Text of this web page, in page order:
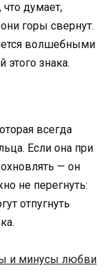
думает,
горы свернут.
волшебными
этого знака.
всегда
Если она при
— он
не перегнуть:
отпугнуть
и минусы любви